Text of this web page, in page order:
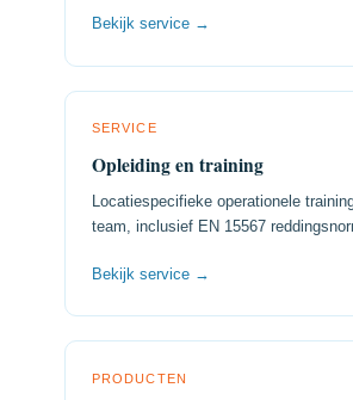
Bekijk service →
SERVICE
Opleiding en training
Locatiespecifieke operationele
team, inclusief EN 15567
Bekijk service →
PRODUCTEN